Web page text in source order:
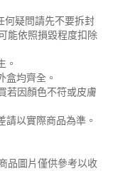
何疑問請先不要拆封
能依照損毀程度扣除
。
盒均齊全。
若因顏色不符或皮膚
以實際商品為準。
品圖片僅供參考以收